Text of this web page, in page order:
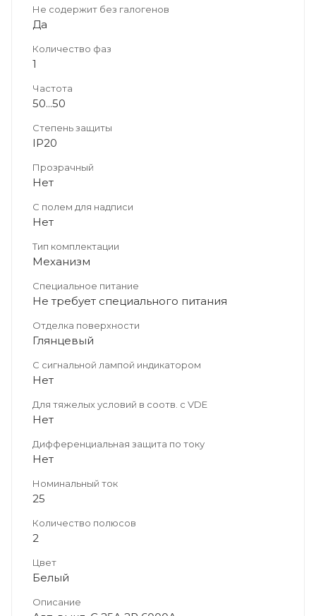
Не содержит без галогенов
Да
Количество фаз
1
Частота
50...50
Степень защиты
IP20
Прозрачный
Нет
С полем для надписи
Нет
Тип комплектации
Механизм
Специальное питание
Не требует специального питания
Отделка поверхности
Глянцевый
С сигнальной лампой индикатором
Нет
Для тяжелых условий в соотв. с VDE
Нет
Дифференциальная защита по току
Нет
Номинальный ток
25
Количество полюсов
2
Цвет
Белый
Описание